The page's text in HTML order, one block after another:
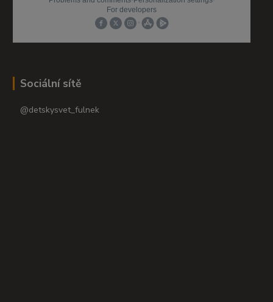
Sociální sítě
@detskysvet_fulnek